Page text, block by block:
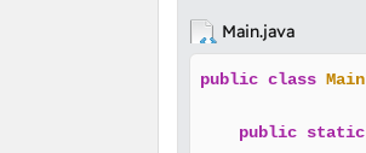
Main.java
public class Main
public static